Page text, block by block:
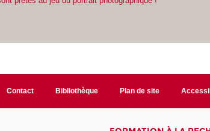
Contact Bibliothèque Plan de site